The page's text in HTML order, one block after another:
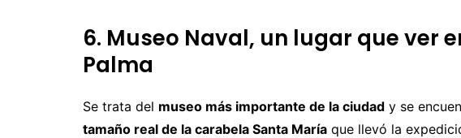
6. Museo Naval, un lugar que ver
Palma
Se trata del museo más importante de la ciudad y se
tamaño real de la carabela Santa María que llevó la